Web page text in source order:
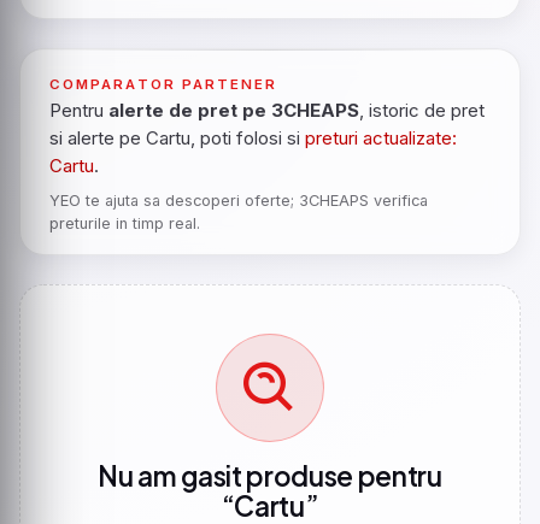
COMPARATOR PARTENER
Pentru alerte de pret pe 3CHEAPS, istoric de pret
si alerte pe Cartu, poti folosi si preturi actualizate:
Cartu.
YEO te ajuta sa descoperi oferte; 3CHEAPS verifica
preturile in timp real.
Nu am gasit produse pentru
“Cartu”